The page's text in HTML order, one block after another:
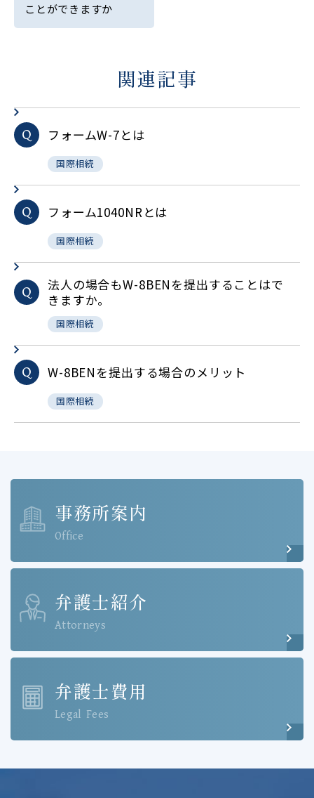
ことができますか
関連記事
Q フォームW-7とは
国際相続
Q フォーム1040NRとは
国際相続
Q
法人の場合もW-8BENを提出することはで
きますか。
国際相続
Q W-8BENを提出する場合のメリット
国際相続
事務所案内
Office
弁護士紹介
Attorneys
弁護士費用
Legal Fees